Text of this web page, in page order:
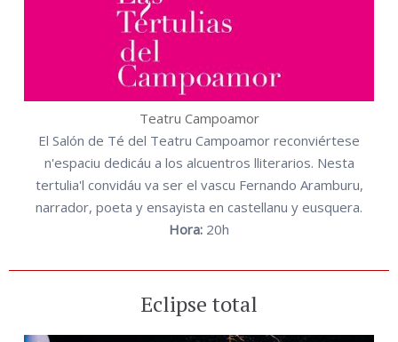
Teatru Campoamor
El Salón de Té del Teatru Campoamor reconviértese
n'espaciu dedicáu a los alcuentros lliterarios. Nesta
tertulia'l convidáu va ser el vascu Fernando Aramburu,
narrador, poeta y ensayista en castellanu y eusquera.
Hora: 20h
Eclipse total